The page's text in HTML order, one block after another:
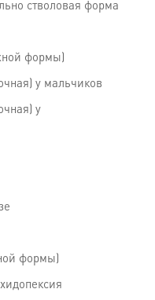
стволовая форма
формы)
у мальчиков
у
формы)